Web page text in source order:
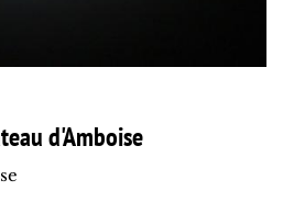
d'Amboise